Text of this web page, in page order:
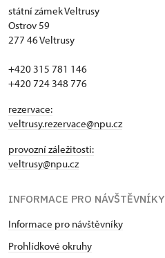
státní zámek Veltrusy
Ostrov 59
277 46 Veltrusy
+420 315 781 146
+420 724 348 776
rezervace:
veltrusy.rezervace@npu.cz
provozní záležitosti:
veltrusy@npu.cz
INFORMACE PRO NÁVŠTĚVNÍKY
Informace pro návštěvníky
Prohlídkové okruhy